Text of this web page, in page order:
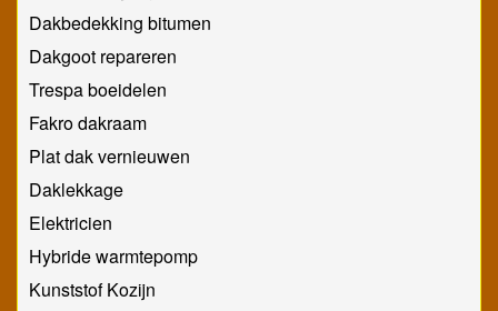
Dakbedekking bitumen
Dakgoot repareren
Trespa boeidelen
Fakro dakraam
Plat dak vernieuwen
Daklekkage
Elektricien
Hybride warmtepomp
Kunststof Kozijn